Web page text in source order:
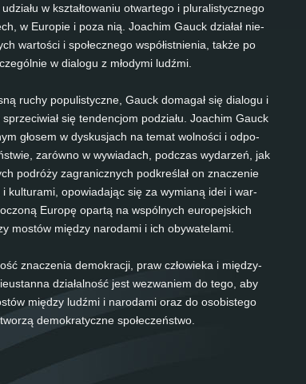
w ksz­tałtowa­niu ot­war­te­go i plu­ra­lis­tycz­ne­go
w Eu­ro­pie i po­za nią. Joa­chim Gauck działał nie­
war­tości i społecz­ne­go współist­ni­en­ia, także po
w dia­lo­gu z młody­mi ludźmi.
ru­chy po­pu­lis­tycz­ne, Gauck do­ma­gał się dia­lo­gu i
się ten­den­c­jom pod­ziału. Joa­chim Gauck
głosem w dys­kus­jach na te­mat wol­ności i od­po­
zarówno w wy­wi­adach, podc­z­as wy­dar­zeń, jak
po­dróży za­gra­nicz­nych podkreślał on znac­ze­nie
kul­tur­a­mi, opo­wi­a­dając się za wy­mi­aną id­ei i war­
Eu­ropę opartą na wspólnych eu­ro­pe­js­kich
mostów między nar­o­da­mi i ich obywa­tela­mi.
znac­ze­nia de­mo­krac­ji, praw człowie­ka i między­
działal­ność jest we­zwa­niem do te­go, aby
między ludźmi i nar­o­da­mi oraz do oso­bi­s­te­go
de­mo­kra­tycz­ne społec­zeństwo.
ro­ku